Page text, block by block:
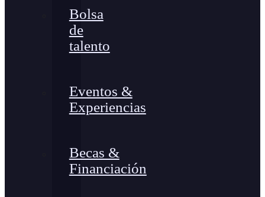
Bolsa
de
talento
Eventos &
Experiencias
Becas &
Financiación